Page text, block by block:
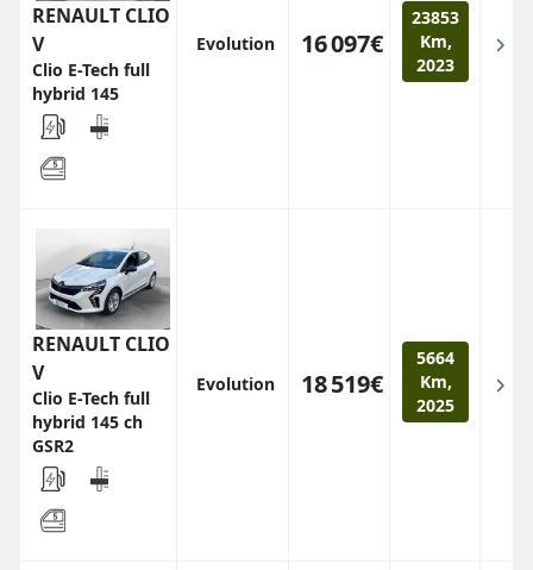
RENAULT CLIO
V
Clio E-Tech full
hybrid 145
Evolution 16 097€
23853
Km,
2023
RENAULT CLIO
V
Clio E-Tech full
hybrid 145 ch
GSR2
Evolution 18 519€
5664
Km,
2025